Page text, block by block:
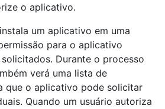
o aplicativo.
um aplicativo em uma
para o aplicativo
Durante o processo
verá uma lista de
que o aplicativo pode solicitar
Quando um usuário autoriza